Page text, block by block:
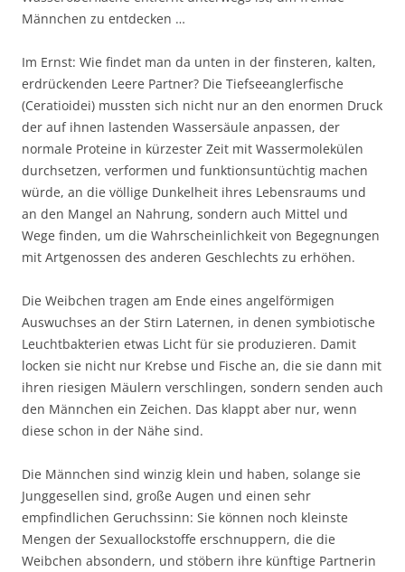
Männchen zu entdecken …
Im Ernst: Wie findet man da unten in der finsteren, kalten,
erdrückenden Leere Partner? Die Tiefseeanglerfische
(Ceratioidei) mussten sich nicht nur an den enormen Druck
der auf ihnen lastenden Wassersäule anpassen, der
normale Proteine in kürzester Zeit mit Wassermolekülen
durchsetzen, verformen und funktionsuntüchtig machen
würde, an die völlige Dunkelheit ihres Lebensraums und
an den Mangel an Nahrung, sondern auch Mittel und
Wege finden, um die Wahrscheinlichkeit von Begegnungen
mit Artgenossen des anderen Geschlechts zu erhöhen.
Die Weibchen tragen am Ende eines angelförmigen
Auswuchses an der Stirn Laternen, in denen symbiotische
Leuchtbakterien etwas Licht für sie produzieren. Damit
locken sie nicht nur Krebse und Fische an, die sie dann mit
ihren riesigen Mäulern verschlingen, sondern senden auch
den Männchen ein Zeichen. Das klappt aber nur, wenn
diese schon in der Nähe sind.
Die Männchen sind winzig klein und haben, solange sie
Junggesellen sind, große Augen und einen sehr
empfindlichen Geruchssinn: Sie können noch kleinste
Mengen der Sexuallockstoffe erschnuppern, die die
Weibchen absondern, und stöbern ihre künftige Partnerin